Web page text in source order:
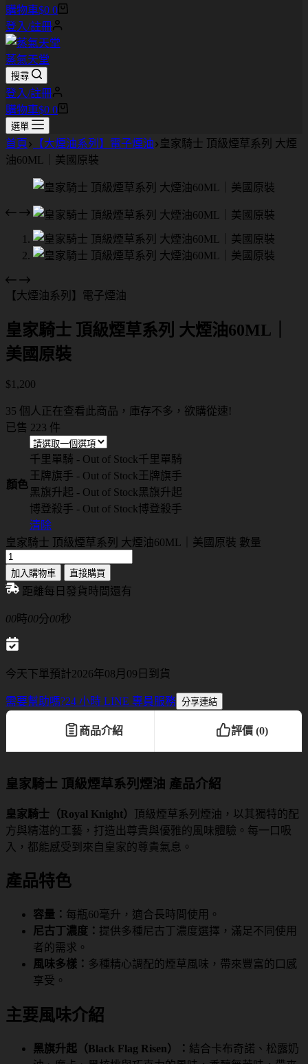
購物車$0 0
登入/註冊
蒸氣天堂
搜尋
登入/註冊
購物車$0 0
選單
首頁 【大煙油系列】電子煙油
皇家騎士 頂級煙草系列 大煙
油60ML｜美國原裝
【大煙油系列】電子煙油
皇家騎士 頂級煙草系列 大煙油60ML｜
美國原裝
$ 1,200
35 個人正在查看此商品，庫存不多，欲購從速!
已售 223 件
顏色
千里單騎 - Out of Stock千里單騎
王牌旗手 - Out of Stock王牌旗手
黑旗升起 - Out of Stock黑旗升起
博登殺手 - Out of Stock博登殺手
清除
皇家騎士 頂級煙草系列 大煙油60ML｜美國原裝 數量
加入購物車 直接購買
距離每日發貨時間還有
00時00分00秒
今天下單預計2026年08月09日到貨
需要幫助嗎?24 小時 LINE 專員服務 分享連結
商品介紹 評價 (0)
皇家騎士 頂級煙草系列煙油 產品介紹
皇家騎士（Royal Knight）
頂級煙草系列煙油，以其獨特的配
方與精湛的工藝，打造出尊貴與優雅的風味體驗。每一口吸
入，都能感受到來自皇家的尊貴氣息。
產品特色
容量： 每瓶60毫升，適合長時間使用。
尼古丁濃度： 提供多種尼古丁濃度選擇，滿足不同使用
者的需求。
風味多樣： 多種精心調配的煙草風味，帶來豐富的口感
享受。
主要風味介紹
黑旗升起（Black Flag Risen）： 結合卡布奇諾、松露奶